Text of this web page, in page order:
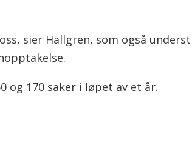
sier Hallgren, som også
og 170 saker i løpet av et år.